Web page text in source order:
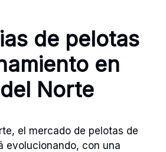
de pelotas
en
Norte
el mercado de pelotas de
evolucionando, con una